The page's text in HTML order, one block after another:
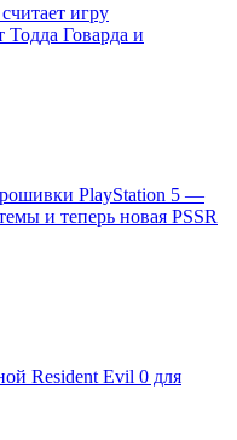
игру
Говарда и
PlayStation 5 —
и теперь новая PSSR
Resident Evil 0 для